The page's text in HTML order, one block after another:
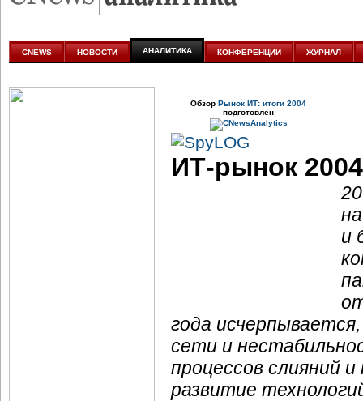
аналитике
CNEWS НОВОСТИ АНАЛИТИКА КОНФЕРЕНЦИИ ЖУРНАЛ
Обзор Рынок ИТ: итоги 2004
подготовлен
ИТ-рынок
и
года
сети и
процессов слияний
развитие